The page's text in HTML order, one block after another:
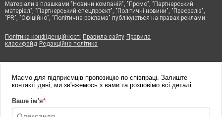
Матеріали з плашками "Новини компаній", "Промо", "Партнерський
матеріал", "Партнерський спецпроєкт", "Політичні новини", "Пресреліз",
"PR", "Офіційно", "Політична реклама" публікуються на правах реклами.
Політика конфіденційності Правила сайту Правила
класифайд Редакційна політика
Маємо для підприємців пропозицію по співпраці. Залиште
контакті дані, ми зв'яжемось з вами та розповімо всі деталі
Ваше ім'я*